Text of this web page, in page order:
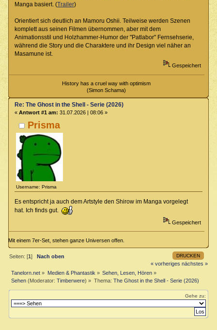
Manga basiert. (Trailer)
Orientiert sich deutlich an Mamoru Oshii. Teilweise werden Szenen
komplett aus seinen Filmen übernommen, aber mit dem
Animationsstil und Holzhammer-Humor der "Patlabor" Fernsehserie,
während die Story und die Charaktere und ihr Design viel näher an
Masamune ist.
Gespeichert
History has a cruel way with optimism
(Simon Schama)
Prisma
Username: Prisma
Re: The Ghost in the Shell - Serie (2026)
« Antwort #1 am: 31.07.2026 | 08:06 »
Es entspricht ja auch dem Artstyle den Shirow im Manga vorgelegt
hat. Ich finds gut.
Gespeichert
Mit einem 7er-Set, stehen ganze Universen offen.
DRUCKEN
Seiten: [1]Nach oben
« vorheriges nächstes »
Tanelorn.net » Medien & Phantastik » Sehen, Lesen, Hören »
Sehen (Moderator:Timberwere) » Thema: The Ghost in the Shell - Serie (2026)
Gehe zu: